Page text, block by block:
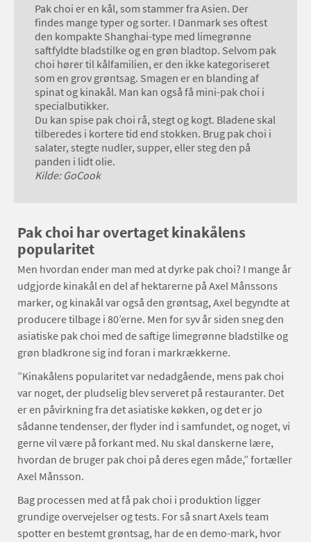
Pak choi er en kål, som stammer fra Asien. Der
findes mange typer og sorter. I Danmark ses oftest
den kompakte Shanghai-type med limegrønne
saftfyldte bladstilke og en grøn bladtop. Selvom pak
choi hører til kålfamilien, er den ikke kategoriseret
som en grov grøntsag. Smagen er en blanding af
spinat og kinakål. Man kan også få mini-pak choi i
specialbutikker.
Du kan spise pak choi rå, stegt og kogt. Bladene skal
tilberedes i kortere tid end stokken. Brug pak choi i
salater, stegte nudler, supper, eller steg den på
panden i lidt olie.
Kilde: GoCook
Pak choi har overtaget kinakålens
popularitet
Men hvordan ender man med at dyrke pak choi? I mange år
udgjorde kinakål en del af hektarerne på Axel Månssons
marker, og kinakål var også den grøntsag, Axel begyndte at
producere tilbage i 80’erne. Men for syv år siden sneg den
asiatiske pak choi med de saftige limegrønne bladstilke og
grøn bladkrone sig ind foran i mark­rækkerne.
”Kinakålens popularitet var nedadgående, mens pak choi
var noget, der pludselig blev serveret på restauranter. Det
er en påvirkning fra det asiatiske køkken, og det er jo
sådanne tendenser, der flyder ind i samfundet, og noget, vi
gerne vil være på forkant med. Nu skal danskerne lære,
hvordan de bruger pak choi på deres egen måde,” fortæller
Axel Månsson.
Bag processen med at få pak choi i produktion ligger
grundige overvejelser og tests. For så snart Axels team
spotter en bestemt grøntsag, har de en demo-mark, hvor